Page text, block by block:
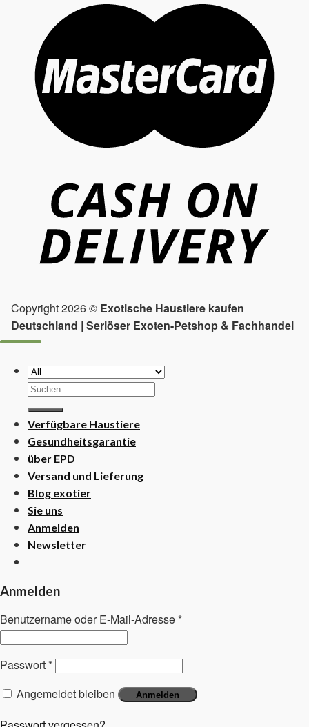
Copyright 2026 © Exotische Haustiere kaufen
Deutschland | Seriöser Exoten-Petshop & Fachhandel
Suchen
nach:
Verfügbare Haustiere
Gesundheitsgarantie
über EPD
Versand und Lieferung
Blog exotier
Sie uns
Anmelden
Newsletter
Anmelden
Benutzername oder E-Mail-Adresse*
Passwort*
Angemeldet bleiben
Anmelden